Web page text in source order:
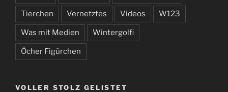
Tierchen Vernetztes Videos W123
Was mit Medien Wintergolfi
Öcher Figürchen
VOLLER STOLZ GELISTET